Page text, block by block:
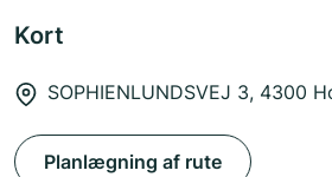
Kort
SOPHIENLUNDSVEJ 3, 4300
Planlægning af rute